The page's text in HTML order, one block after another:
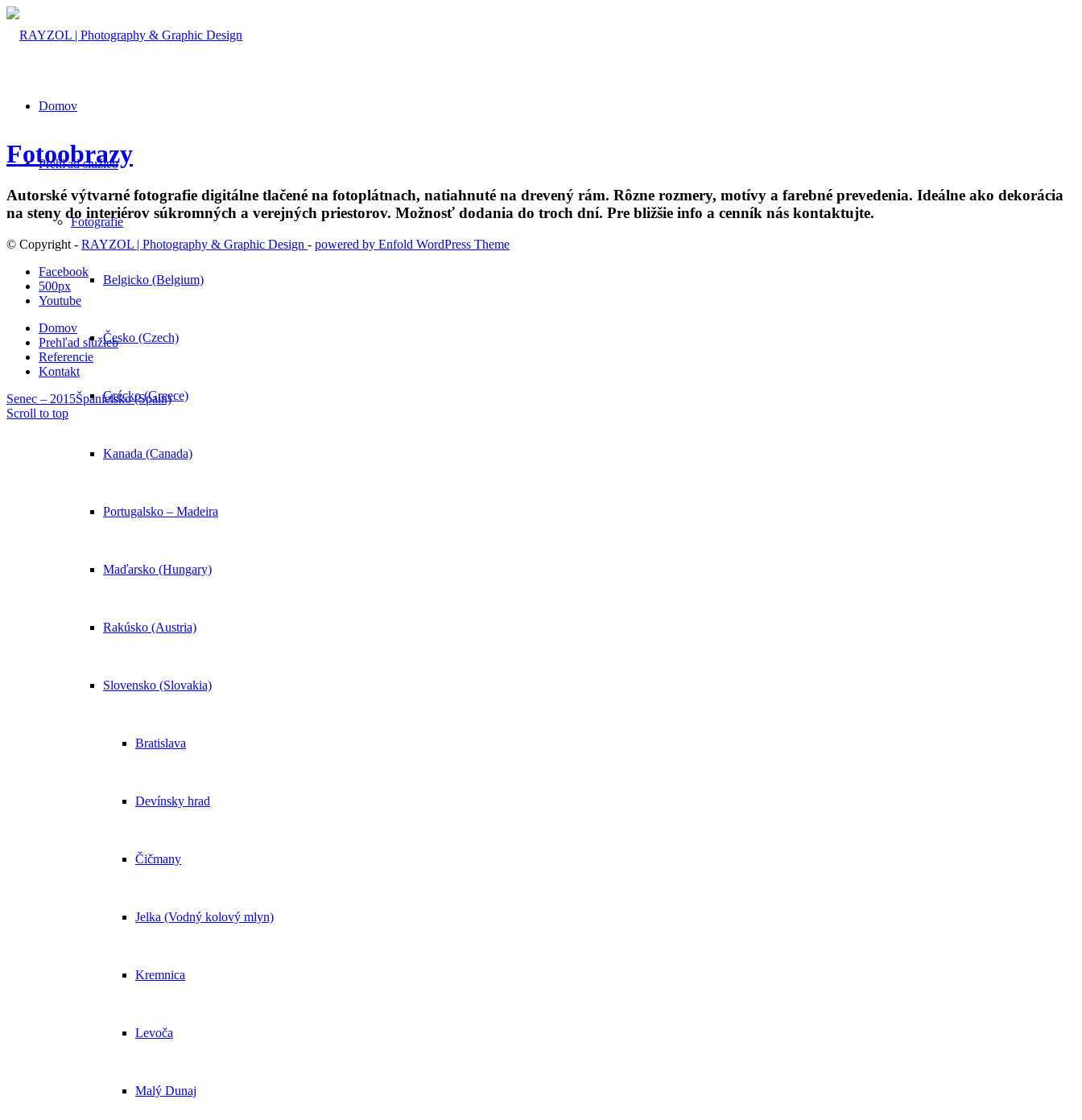
Domov
Prehľad služieb
Fotografie
Belgicko (Belgium)
Česko (Czech)
Grécko (Greece)
Kanada (Canada)
Portugalsko – Madeira
Maďarsko (Hungary)
Rakúsko (Austria)
Slovensko (Slovakia)
Bratislava
Devínsky hrad
Čičmany
Jelka (Vodný kolový mlyn)
Kremnica
Levoča
Malý Dunaj
Fotoobrazy
Autorské výtvarné fotografie digitálne tlačené na fotoplátnach, natiahnuté na drevený rám. Rôzne rozmery, motívy a farebné prevedenia. Ideálne ako dekorácia
na steny do interiérov súkromných a verejných priestorov. Možnosť dodania do troch dní. Pre bližšie info a cenník nás kontaktujte.
© Copyright - RAYZOL | Photography & Graphic Design - powered by Enfold WordPress Theme
Facebook
500px
Youtube
Domov
Prehľad služieb
Referencie
Kontakt
Senec – 2015Španielsko (Spain)
Scroll to top